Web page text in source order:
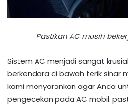
Pastikan AC masih
Sistem AC menjadi sangat
berkendara di bawah terik sinar
kami menyarankan agar Anda
pengecekan pada AC mobil.